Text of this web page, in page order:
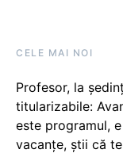
CELE MAI NOI
Profesor, la
titularizabile:
este programul,
vacanţe, știi că